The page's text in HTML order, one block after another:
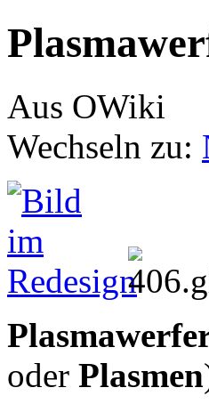
Aus OWiki
Wechseln zu:
oder Plasmen